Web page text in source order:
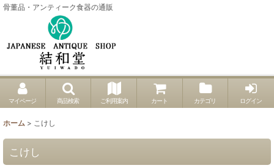
骨董品・アンティーク食器の通販
マイページ 商品検索 ご利用案内 カート カテゴリ ログイン
ホーム > こけし
こけし